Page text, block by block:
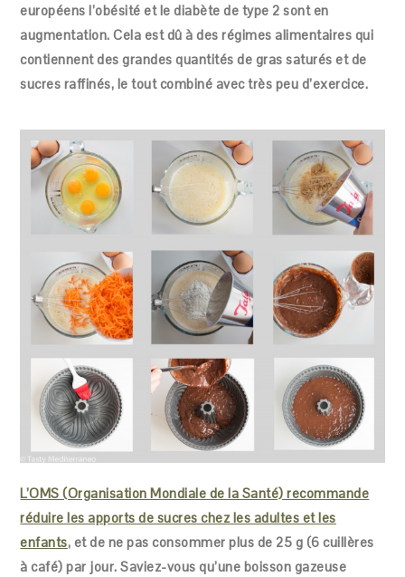
européens l’obésité et le diabète de type 2 sont en
augmentation. Cela est dû à des régimes alimentaires qui
contiennent des grandes quantités de gras saturés et de
sucres raffinés, le tout combiné avec très peu d’exercice.
L’OMS (Organisation Mondiale de la Santé) recommande
réduire les apports de sucres chez les adultes et les
enfants, et de ne pas consommer plus de 25 g (6 cuillères
à café) par jour. Saviez-vous qu’une boisson gazeuse